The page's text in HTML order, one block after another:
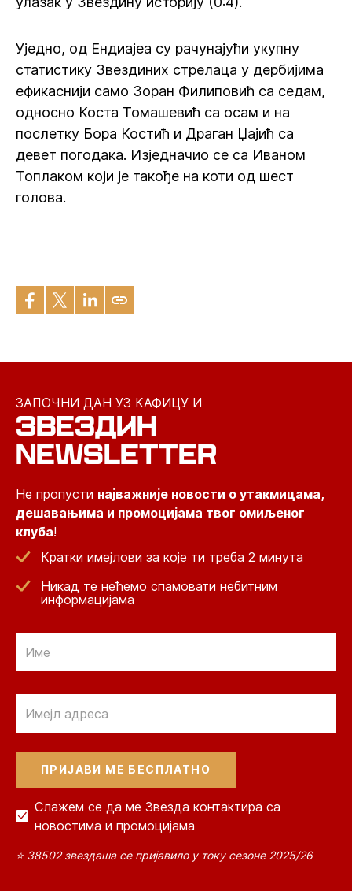
Уједно, од Ендиајеа су рачунајући укупну
статистику Звездиних стрелаца у дербијима
ефикаснији само Зоран Филиповић са седам,
односно Коста Томашевић са осам и на
послетку Бора Костић и Драган Џајић са
девет погодака. Изједначио се са Иваном
Топлаком који је такође на коти од шест
голова.
ЗАПОЧНИ ДАН УЗ КАФИЦУ И
ЗВЕЗДИН
NEWSLETTER
Не пропусти најважније новости о утакмицама,
дешавањима и промоцијама твог омиљеног
клуба!
Кратки имејлови за које ти треба 2 минута
Никад те нећемо спамовати небитним
информацијама
Слажем се да ме Звезда контактира са
новостима и промоцијама
⭐ 38502 звездаша се пријавило у току сезоне 2025/26